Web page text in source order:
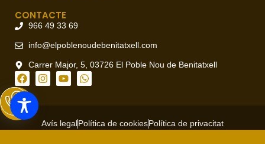
CONTACTE
966 49 33 69
info@elpoblenoudebenitatxell.com
Carrer Major, 5, 03726 El Poble Nou de Benitatxell
Avís legalPolítica de cookiesPolítica de privacitat